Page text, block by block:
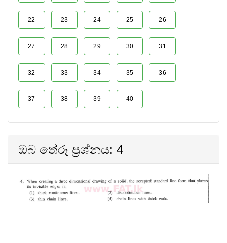
22 23 24 25 26
27 28 29 30 31
32 33 34 35 36
37 38 39 40
ඔබ තේරූ ප්‍රශ්නය: 4